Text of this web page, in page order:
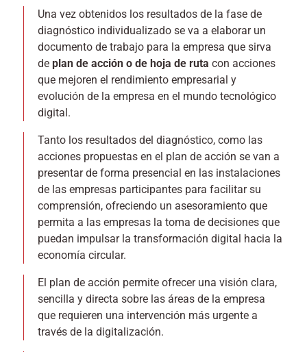
Una vez obtenidos los resultados de la fase de
diagnóstico individualizado se va a elaborar un
documento de trabajo para la empresa que sirva
de plan de acción o de hoja de ruta con acciones
que mejoren el rendimiento empresarial y
evolución de la empresa en el mundo tecnológico
digital.
Tanto los resultados del diagnóstico, como las
acciones propuestas en el plan de acción se van a
presentar de forma presencial en las instalaciones
de las empresas participantes para facilitar su
comprensión, ofreciendo un asesoramiento que
permita a las empresas la toma de decisiones que
puedan impulsar la transformación digital hacia la
economía circular.
El plan de acción permite ofrecer una visión clara,
sencilla y directa sobre las áreas de la empresa
que requieren una intervención más urgente a
través de la digitalización.